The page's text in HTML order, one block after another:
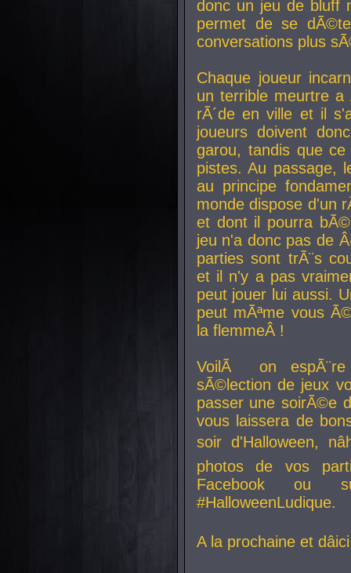
donc un jeu de bluff
permet de se
conversations plus
Chaque joueur
un terrible meurtre
rÃ´de en ville et il
joueurs doivent
garou, tandis que
pistes. Au passage,
au principe
monde dispose d'un
et dont il pourra
jeu n'a donc pas de
parties sont trÃ¨s
et il n'y a pas
peut jouer lui aussi.
peut mÃªme vous
la flemmeÂ !
VoilÃ on
sÃ©lection de jeux
passer une soirÃ©e
vous laissera de
soir d'Halloween,
photos de vos
Facebook ou
#HalloweenLudique.
A la prochaine et